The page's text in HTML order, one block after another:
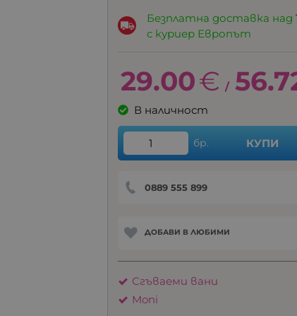
Безплатна доставка над
с куриер Европът
29.00€ /
В наличност
бр. КУПИ
0889 555 899
ДОБАВИ В ЛЮБИМИ
Сгъваеми вани
Moni